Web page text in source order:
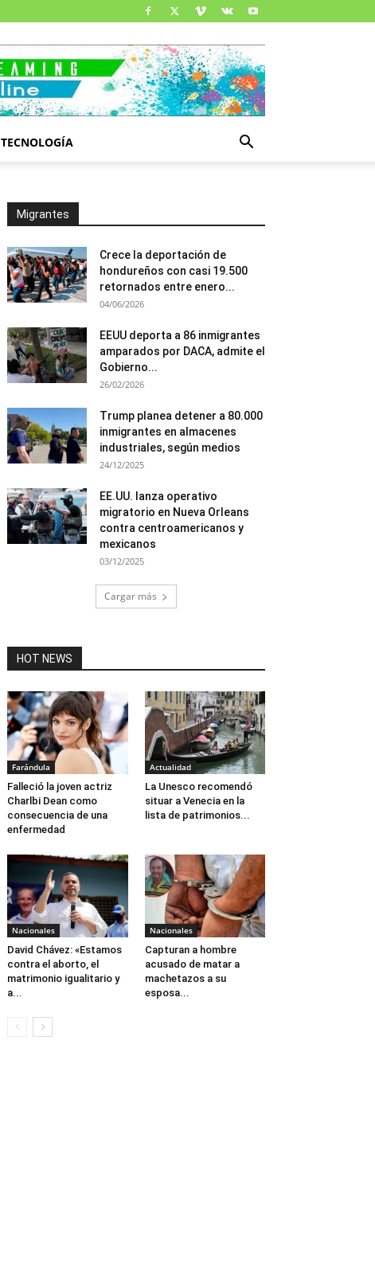
TECNOLOGÍA
Migrantes
Crece la deportación de
hondureños con casi 19.500
retornados entre enero...
04/06/2026
EEUU deporta a 86 inmigrantes
amparados por DACA, admite el
Gobierno...
26/02/2026
Trump planea detener a 80.000
inmigrantes en almacenes
industriales, según medios
24/12/2025
EE.UU. lanza operativo
migratorio en Nueva Orleans
contra centroamericanos y
mexicanos
03/12/2025
Cargar más
HOT NEWS
Farándula
Falleció la joven actriz
Charlbi Dean como
consecuencia de una
enfermedad
Actualidad
La Unesco recomendó
situar a Venecia en la
lista de patrimonios...
Nacionales
David Chávez: «Estamos
contra el aborto, el
matrimonio igualitario y
a...
Nacionales
Capturan a hombre
acusado de matar a
machetazos a su
esposa...